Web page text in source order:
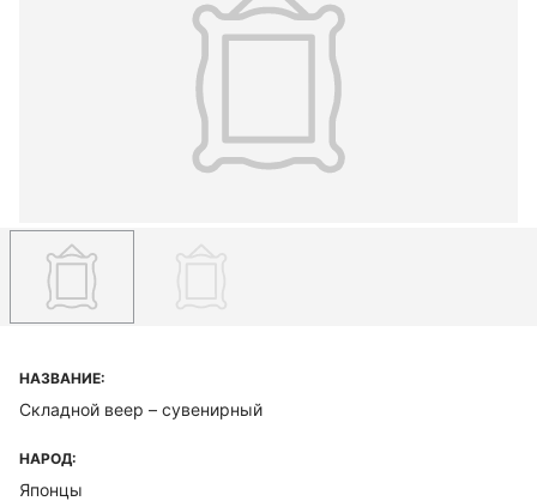
НАЗВАНИЕ:
Складной веер – сувенирный
НАРОД:
Японцы